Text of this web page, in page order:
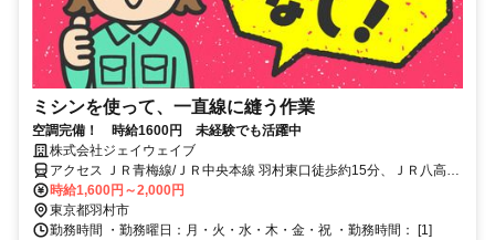
ミシンを使って、一直線に縫う作業
空調完備！ 時給1600円 未経験でも活躍中
株式会社ジェイウェイブ
アクセス ＪＲ青梅線/ＪＲ中央本線 羽村東口徒歩約15分、ＪＲ八高線
東福生西口徒歩約26分、ＪＲ青梅線/ＪＲ中央本線 福生東口徒歩約26
分 「羽村駅」より車5分/車通勤ok
時給1,600円～2,000円
東京都羽村市
勤務時間 ・勤務曜日：月・火・水・木・金・祝 ・勤務時間： [1]